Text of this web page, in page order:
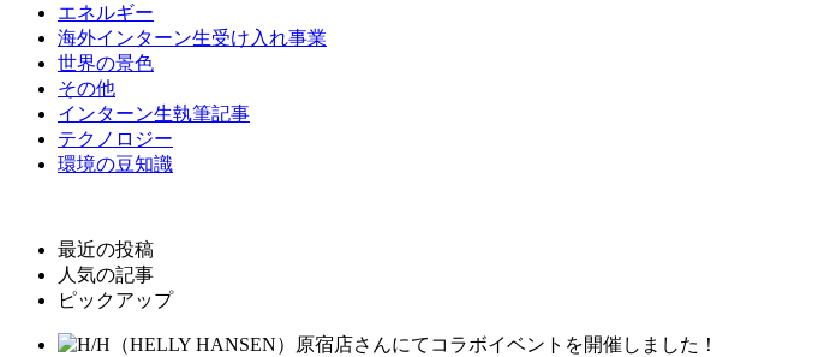
エネルギー
海外インターン生受け入れ事業
世界の景色
その他
インターン生執筆記事
テクノロジー
環境の豆知識
最近の投稿
人気の記事
ピックアップ